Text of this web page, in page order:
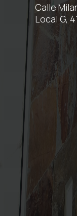
Calle
Local G,